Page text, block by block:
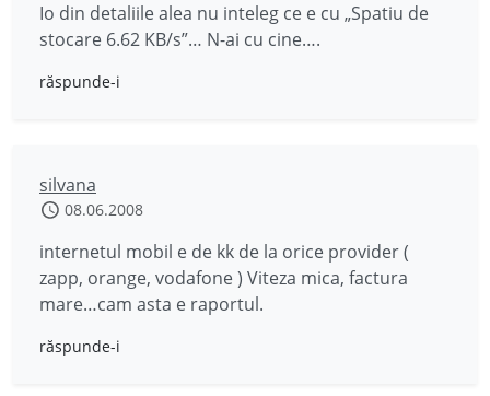
Io din detaliile alea nu inteleg ce e cu „Spatiu de
stocare 6.62 KB/s”… N-ai cu cine….
răspunde-i
silvana
08.06.2008
internetul mobil e de kk de la orice provider (
zapp, orange, vodafone ) Viteza mica, factura
mare…cam asta e raportul.
răspunde-i